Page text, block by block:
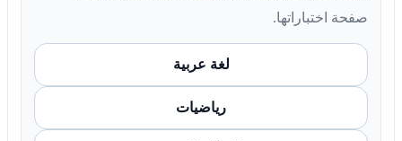
صفحة اختباراتها.
لغة عربية
رياضيات